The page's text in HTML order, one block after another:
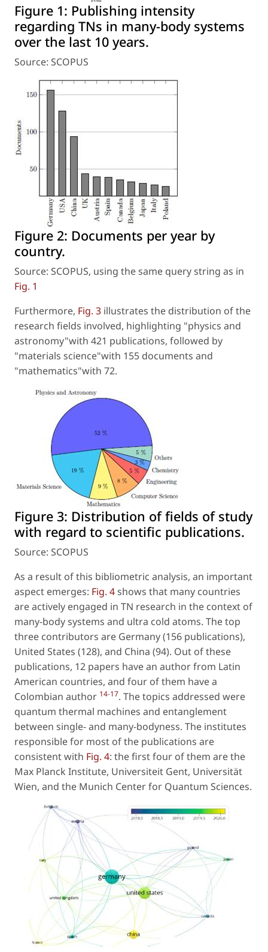
Figure 1: Publishing intensity
regarding TNs in many-body systems
over the last 10 years.
Source: SCOPUS
Figure 2: Documents per year by
country.
Source: SCOPUS, using the same query string as in
Fig. 1
Furthermore, Fig. 3 illustrates the distribution of the
research fields involved, highlighting "physics and
astronomy"with 421 publications, followed by
"materials science"with 155 documents and
"mathematics"with 72.
Figure 3: Distribution of fields of study
with regard to scientific publications.
Source: SCOPUS
As a result of this bibliometric analysis, an important
aspect emerges: Fig. 4shows that many countries
are actively engaged in TN research in the context of
many-body systems and ultra cold atoms. The top
three contributors are Germany (156 publications),
United States (128), and China (94). Out of these
publications, 12 papers have an author from Latin
American countries, and four of them have a
Colombian author 14-17. The topics addressed were
quantum thermal machines and entanglement
between single- and many-bodyness. The institutes
responsible for most of the publications are
consistent with Fig. 4: the first four of them are the
Max Planck Institute, Universiteit Gent, Universität
Wien, and the Munich Center for Quantum Sciences.